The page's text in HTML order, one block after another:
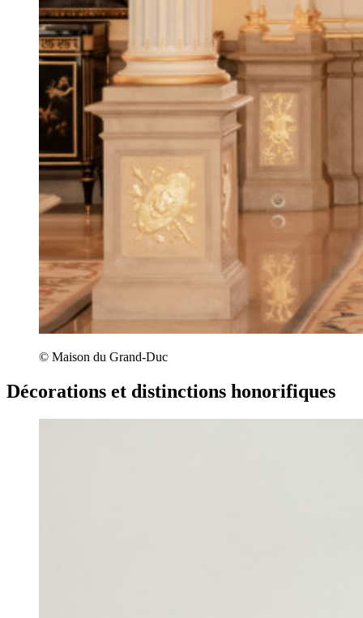
© Maison du Grand-Duc
Décorations et distinctions honorifiques